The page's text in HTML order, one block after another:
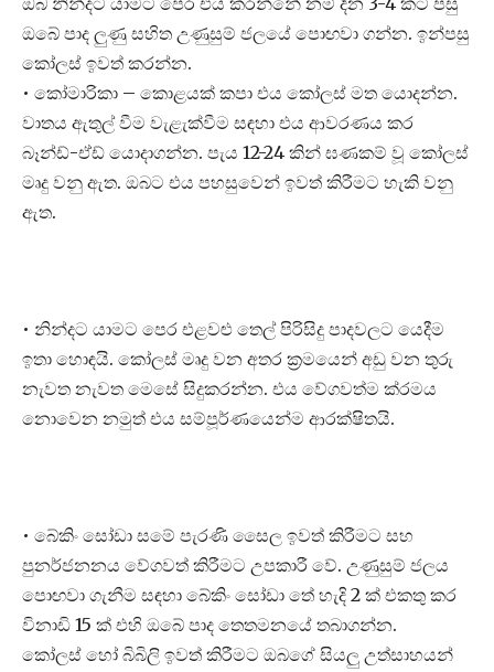
ඔබේ පාද ලුණු සහිත උණුසුම් ජලයේ පොඟවා ගන්න. ඉන්පසු
කෝලස් ඉවත් කරන්න.
• කෝමාරිකා – කොළයක් කපා එය කෝලස් මත යොදන්න.
වාතය ඇතුල් වීම වැළැක්වීම සඳහා එය ආවරණය කර
බෑන්ඩ්-ඒඩ් යොදාගන්න. පැය 12-24 කින් ඝණකම් වූ කෝලස්
මෘදු වනු ඇත. ඔබට එය පහසුවෙන් ඉවත් කිරීමට හැකි වනු
ඇත.
• නින්දට යාමට පෙර එළවළු තෙල් පිරිසිදු පාදවලට යෙදීම
ඉතා හොඳයි. කෝලස් මෘදු වන අතර ක්‍රමයෙන් අඩු වන තුරු
නැවත නැවත මෙසේ සිදුකරන්න. එය වේගවත්ම ක්රමය
නොවෙන නමුත් එය සම්පූර්ණයෙන්ම ආරක්ෂිතයි.
• බේකිං සෝඩා සමේ පැරණි සෛල ඉවත් කිරීමට සහ
පුනර්ජනනය වේගවත් කිරීමට උපකාරී වේ. උණුසුම් ජලය
පොඟවා ගැනීම සඳහා බේකිං සෝඩා තේ හැදි 2 ක් එකතු කර
විනාඩි 15 ක් එහි ඔබේ පාද තෙතමනයේ තබාගන්න.
කෝලස් හෝ බිබිලි ඉවත් කිරීමට ඔබගේ සියලු උත්සාහයන්